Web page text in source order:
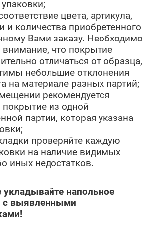
цвета, артикула,
и количества приобретенного
Вами заказу. Необходимо
что покрытие
отличаться от образца,
небольшие отклонения
на материале разных партий;
рекомендуется
покрытие из одной
партии, которая указана
проверяйте каждую
на наличие видимых
иных недостатков.
напольное
с выявленными